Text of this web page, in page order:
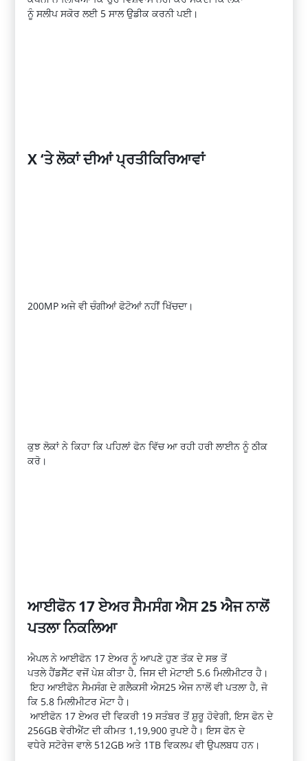
ਨੂੰਸਲੀਪ ਸਕੋਰਲਈ 5 ਸਾਲ ਉਡੀਕ ਕਰਨੀ ਪਈ।
X ‘ਤੇ ਲੋਕਾਂ ਦੀਆਂਪ੍ਰਤੀਕਿਰਿਆਵਾਂ
200MPਅਜੇ ਵੀ ਚੰਗੀਆਂਫੋਟੋਆਂਨਹੀਂ ਖਿੱਚਦਾ।
ਕੁਝ ਲੋਕਾਂ ਨੇ ਕਿਹਾ ਕਿ ਪਹਿਲਾਂ ਫੋਨ ਵਿੱਚ ਆ ਰਹੀ ਹਰੀ ਲਾਈਨ ਨੂੰ ਠੀਕ
ਕਰੋ।
ਆਈਫੋਨ 17ਏਅਰ ਸੈਮਸੰਗ ਐਸ 25ਐਜਨਾਲੋਂ
ਪਤਲਾ ਨਿਕਲਿਆ
ਐਪਲਨੇਆਈਫੋਨ 17 ਏਅਰ ਨੂੰ ਆਪਣੇ ਹੁਣ ਤੱਕ ਦੇ ਸਭ ਤੋਂ
ਪਤਲੇਹੈਂਡਸੈੱਟਵਜੋਂਪੇਸ਼ਕੀਤਾਹੈ,ਜਿਸ ਦੀ ਮੋਟਾਈ5.6ਮਿਲੀਮੀਟਰ ਹੈ ।
ਇਹ ਆਈਫੋਨ ਸੈਮਸੰਗ ਦੇ ਗਲੈਕਸੀਐਸ25ਐਜ ਨਾਲੋਂ ਵੀ ਪਤਲਾ ਹੈ,ਜੋ
ਕਿ 5.8ਮਿਲੀਮੀਟਰ ਮੋਟਾ ਹੈ ।
ਆਈਫੋਨ 17ਏਅਰ ਦੀ ਵਿਕਰੀ19ਸਤੰਬਰ ਤੋਂ ਸ਼ੁਰੂ ਹੋਵੇਗੀ,ਇਸ ਫੋਨ ਦੇ
256GBਵੇਰੀਐਂਟਦੀ ਕੀਮਤ 1,19,900 ਰੁਪਏ ਹੈ। ਇਸ ਫੋਨ ਦੇ
ਵਧੇਰੇਸਟੋਰੇਜਵਾਲੇ 512GBਅਤੇ 1TBਵਿਕਲਪ ਵੀਉਪਲਬਧ ਹਨ।